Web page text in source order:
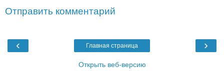
Отправить комментарий
‹ ›
Главная страница
Открыть веб-версию